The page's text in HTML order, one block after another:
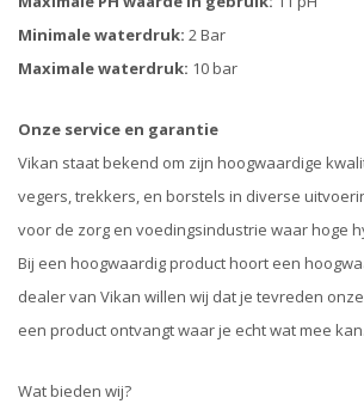
Minimale waterdruk: 2 Bar
Maximale waterdruk: 10 bar
Onze service en garantie
Vikan staat bekend om zijn hoogwaardige
vegers, trekkers, en borstels in diverse
voor de zorg en voedingsindustrie waar hoge
Bij een hoogwaardig product hoort een
dealer van Vikan willen wij dat je tevreden
een product ontvangt waar je echt wat mee kan.
Wat bieden wij?